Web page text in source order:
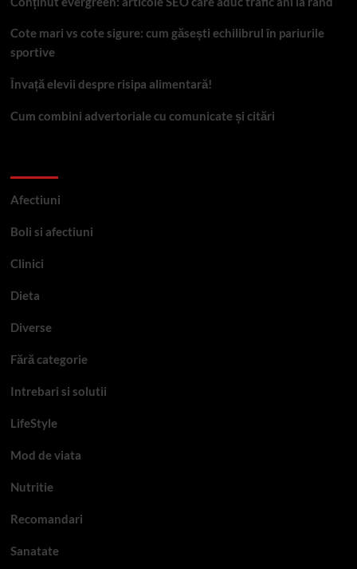
Cote mari vs cote sigure: cum găsești echilibrul în pariurile
sportive
Învață elevii despre risipa alimentară!
Cum combini advertoriale cu comunicate și citări
Afectiuni
Boli si afectiuni
Clinici
Dieta
Diverse
Fără categorie
Intrebari si solutii
LifeStyle
Mod de viata
Nutritie
Recomandari
Sanatate